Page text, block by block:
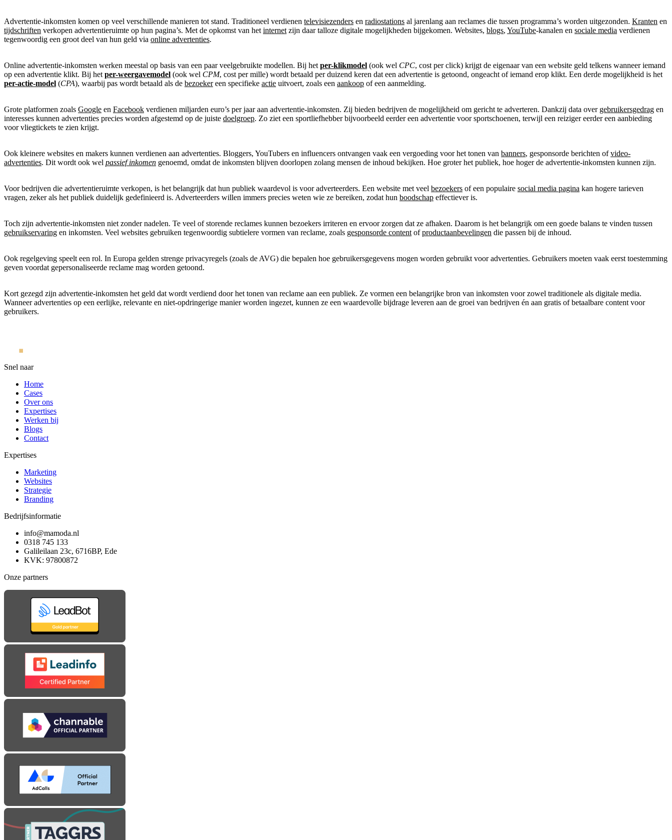
Advertentie-inkomsten komen op veel verschillende manieren tot stand. Traditioneel verdienen televisiezenders en radiostations al jarenlang aan reclames die tussen programma’s worden uitgezonden. Kranten en
tijdschriften verkopen advertentieruimte op hun pagina’s. Met de opkomst van het internet zijn daar talloze digitale mogelijkheden bijgekomen. Websites, blogs, YouTube-kanalen en sociale media verdienen
tegenwoordig een groot deel van hun geld via online advertenties.
Online advertentie-inkomsten werken meestal op basis van een paar veelgebruikte modellen. Bij het per-klikmodel (ook wel CPC, cost per click) krijgt de eigenaar van een website geld telkens wanneer iemand
op een advertentie klikt. Bij het per-weergavemodel (ook wel CPM, cost per mille) wordt betaald per duizend keren dat een advertentie is getoond, ongeacht of iemand erop klikt. Een derde mogelijkheid is het
per-actie-model (CPA), waarbij pas wordt betaald als de bezoekereen specifieke actie uitvoert, zoals een aankoop of een aanmelding.
Grote platformen zoals Google en Facebook verdienen miljarden euro’s per jaar aan advertentie-inkomsten. Zij bieden bedrijven de mogelijkheid om gericht te adverteren. Dankzij data over gebruikersgedrag en
interesses kunnen advertenties precies worden afgestemd op de juiste doelgroep. Zo ziet een sportliefhebber bijvoorbeeld eerder een advertentie voor sportschoenen, terwijl een reiziger eerder een aanbieding
voor vliegtickets te zien krijgt.
Ook kleinere websites en makers kunnen verdienen aan advertenties. Bloggers, YouTubers en influencers ontvangen vaak een vergoeding voor het tonen van banners, gesponsorde berichten ofvideo-
advertenties. Dit wordt ook wel passief inkomen genoemd, omdat de inkomsten blijven doorlopen zolang mensen de inhoud bekijken. Hoe groter het publiek, hoe hoger de advertentie-inkomsten kunnen zijn.
Voor bedrijven die advertentieruimte verkopen, is het belangrijk dat hun publiek waardevol is voor adverteerders. Een website met veel bezoekers of een populaire social media pagina kan hogere tarieven
vragen, zeker als het publiek duidelijk gedefinieerd is. Adverteerders willen immers precies weten wie ze bereiken, zodat hun boodschap effectiever is.
Toch zijn advertentie-inkomsten niet zonder nadelen. Te veel of storende reclames kunnen bezoekers irriteren en ervoor zorgen dat ze afhaken. Daarom is het belangrijk om een goede balans te vinden tussen
gebruikservaring en inkomsten. Veel websites gebruiken tegenwoordig subtielere vormen van reclame, zoals gesponsorde content ofproductaanbevelingen die passen bij de inhoud.
Ook regelgeving speelt een rol. In Europa gelden strenge privacyregels (zoals de AVG) die bepalen hoe gebruikersgegevens mogen worden gebruikt voor advertenties. Gebruikers moeten vaak eerst toestemming
geven voordat gepersonaliseerde reclame mag worden getoond.
Kort gezegd zijn advertentie-inkomsten het geld dat wordt verdiend door het tonen van reclame aan een publiek. Ze vormen een belangrijke bron van inkomsten voor zowel traditionele als digitale media.
Wanneer advertenties op een eerlijke, relevante en niet-opdringerige manier worden ingezet, kunnen ze een waardevolle bijdrage leveren aan de groei van bedrijven én aan gratis of betaalbare content voor
gebruikers.
Snel naar
Home
Cases
Over ons
Expertises
Werken bij
Blogs
Contact
Expertises
Marketing
Websites
Strategie
Branding
Bedrijfsinformatie
info@mamoda.nl
0318 745 133
Galileilaan 23c, 6716BP, Ede
KVK: 97800872
Onze partners